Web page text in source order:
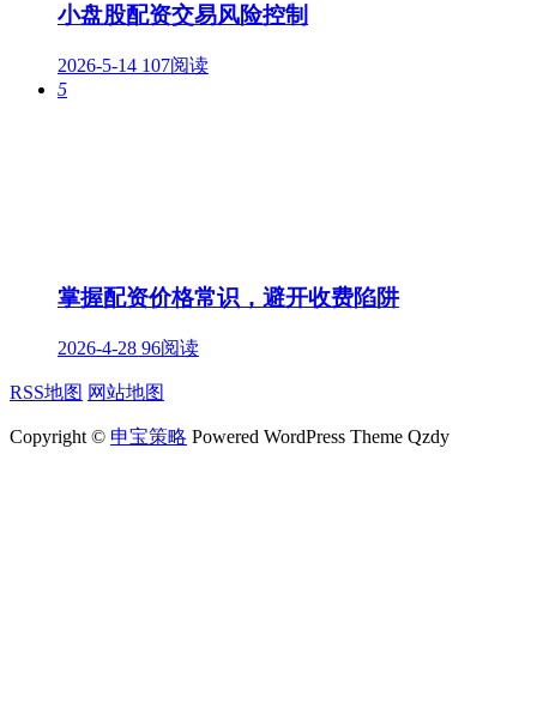
小盘股配资交易风险控制
2026-5-14 107阅读
5
掌握配资价格常识，避开收费陷阱
2026-4-28 96阅读
RSS地图 网站地图
Copyright © 申宝策略 Powered WordPress Theme Qzdy